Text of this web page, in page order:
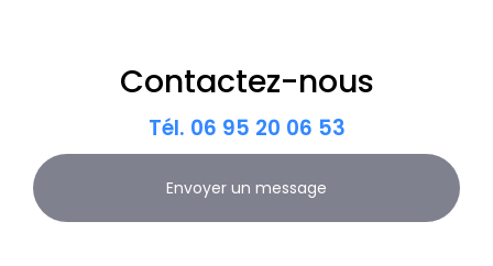
Contactez-nous
Tél. 06 95 20 06 53
Envoyer un message